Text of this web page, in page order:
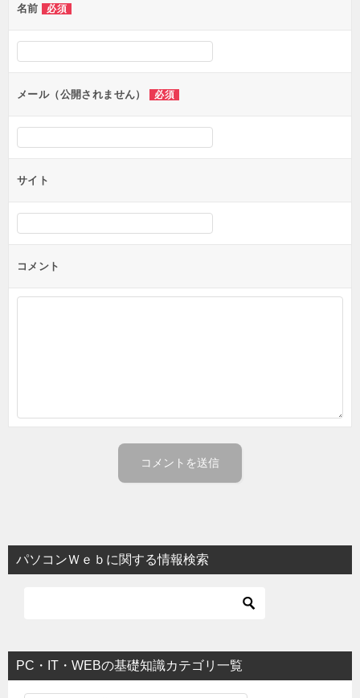
名前 必須
メール（公開されません） 必須
サイト
コメント
パソコンＷｅｂに関する情報検索
PC・IT・WEBの基礎知識カテゴリ一覧